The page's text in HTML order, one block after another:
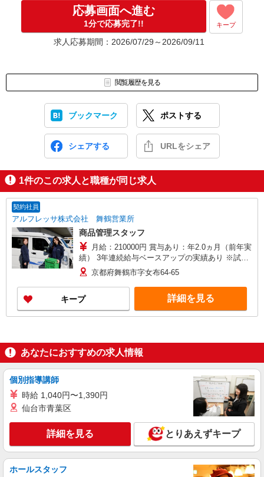
応募画面へ進む
1分で応募完了!! キープ
求人応募期間：2026/07/29～2026/09/11
閲覧履歴を見る
ブックマーク ポストする
シェアする URLをシェア
1件のこの求人と職種が同じ求人
契約社員
アルフレッサ株式会社 舞鶴営業所
商品管理スタッフ
月給：210000円 賞与あり：年2.0ヵ月（前年実
績） 3年連続給与ベースアップの実績あり ※試用
期間無し
京都府舞鶴市字女布64-65
キープ 詳細を見る
あなたにおすすめの求人情報
個別指導講師
時給 1,040円〜1,390円
仙台市青葉区
詳細を見る とりあえずキープ
ホールスタッフ